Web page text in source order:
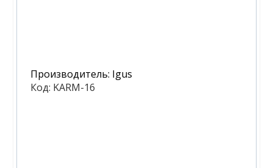
Производитель: Igus
Код: KARM-16